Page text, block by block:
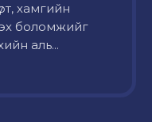
хамгийн
боломжийг
аль...